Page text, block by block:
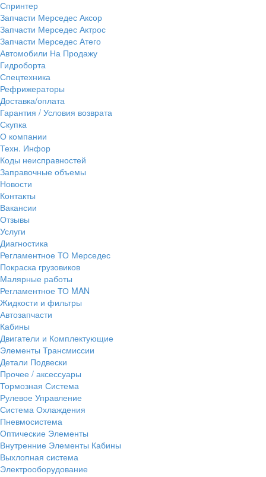
Спринтер
Запчасти Мерседес Аксор
Запчасти Мерседес Актрос
Запчасти Мерседес Атего
Автомобили На Продажу
Гидроборта
Спецтехника
Рефрижераторы
Доставка/оплата
Гарантия / Условия возврата
Скупка
О компании
Техн. Инфор
Коды неисправностей
Заправочные объемы
Новости
Контакты
Вакансии
Отзывы
Услуги
Диагностика
Регламентное ТО Мерседес
Покраска грузовиков
Малярные работы
Регламентное ТО MAN
Жидкости и фильтры
Автозапчасти
Кабины
Двигатели и Комплектующие
Элементы Трансмиссии
Детали Подвески
Прочее / аксессуары
Тормозная Система
Рулевое Управление
Система Охлаждения
Пневмосистема
Оптические Элементы
Внутренние Элементы Кабины
Выхлопная система
Электрооборудование